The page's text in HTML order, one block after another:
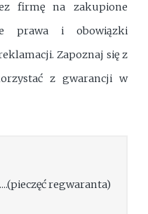
firmę na zakupione
prawa i obowiązki
Zapoznaj się z
z gwarancji w
regwaranta)